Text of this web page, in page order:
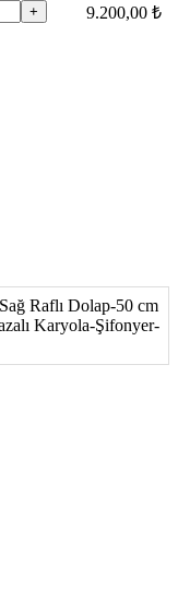
+
9.200,00 ₺
Raflı Dolap-50 cm
Karyola-Şifonyer-